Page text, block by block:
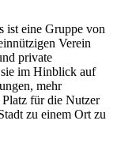
ist eine Gruppe von
Verein
private
im Hinblick auf
mehr
für die Nutzer
zu einem Ort zu